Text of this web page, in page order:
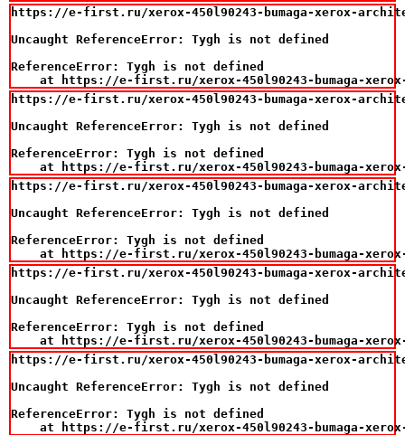
https://e-first.ru/xerox-450l90243-bumaga-xerox-
Uncaught ReferenceError: Tygh is not defined
ReferenceError: Tygh is not defined
at https://e-first.ru/xerox-450l90243-bumaga-
https://e-first.ru/xerox-450l90243-bumaga-xerox-
Uncaught ReferenceError: Tygh is not defined
ReferenceError: Tygh is not defined
at https://e-first.ru/xerox-450l90243-bumaga-
https://e-first.ru/xerox-450l90243-bumaga-xerox-
Uncaught ReferenceError: Tygh is not defined
ReferenceError: Tygh is not defined
at https://e-first.ru/xerox-450l90243-bumaga-
https://e-first.ru/xerox-450l90243-bumaga-xerox-
Uncaught ReferenceError: Tygh is not defined
ReferenceError: Tygh is not defined
at https://e-first.ru/xerox-450l90243-bumaga-
https://e-first.ru/xerox-450l90243-bumaga-xerox-
Uncaught ReferenceError: Tygh is not defined
ReferenceError: Tygh is not defined
at https://e-first.ru/xerox-450l90243-bumaga-